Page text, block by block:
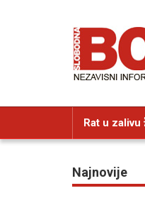
Rat u zalivu
Najnovije